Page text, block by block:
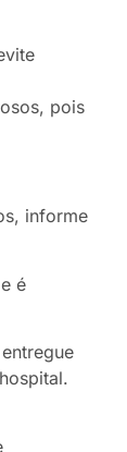
pois
informe
é